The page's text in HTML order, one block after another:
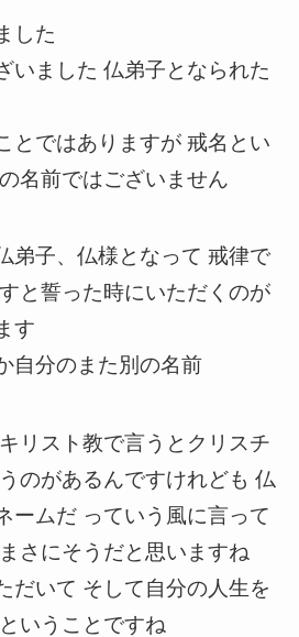
した
いました 仏弟子となられた
とではありますが 戒名とい
名前ではございません
弟子、仏様となって 戒律で
と誓った時にいただくのが
す
自分のまた別の名前
リスト教で言うとクリスチ
のがあるんですけれども 仏
ームだ っていう風に言って
さにそうだと思いますね
だいて そして自分の人生を
いうことですね